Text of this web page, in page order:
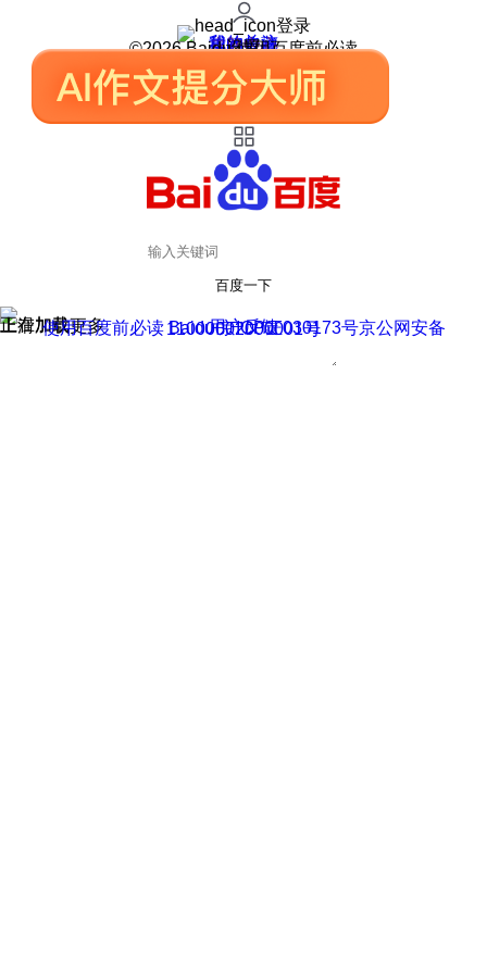
登录
我的关注
我的收藏
皮肤中心
用户反馈
设置
©2026 Baidu 使用百度前必读
百度一下
正在加载
上滑加载更多 用户反馈
使用百度前必读 Baidu 京ICP证030173号
京公网安备11000002000001号